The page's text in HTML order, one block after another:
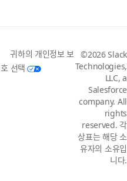
귀하의 개인정보 보
호 선택
©2026 Slack
Technologies,
LLC, a
Salesforce
company. All
rights
reserved. 각
상표는 해당 소
유자의 소유입
니다.